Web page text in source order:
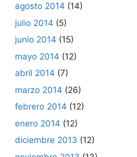
agosto 2014 (14)
julio 2014 (5)
junio 2014 (15)
mayo 2014 (12)
abril 2014 (7)
marzo 2014 (26)
febrero 2014 (12)
enero 2014 (12)
diciembre 2013 (12)